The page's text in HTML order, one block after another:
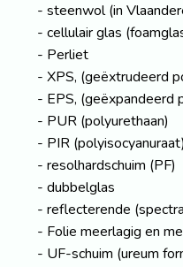
steenwol (in
cellulair glas
Perliet
XPS, (geëxtrudeerd
EPS, (geëxpandeerd
PUR (polyurethaan)
PIR (polyisocyanuraat)
resolhardschuim (PF)
dubbelglas
reflecterende
Folie meerlagig en
UF-schuim (ureum